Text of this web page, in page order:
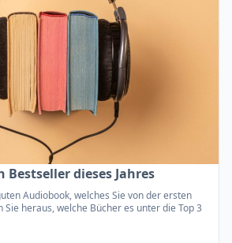
Bestseller dieses Jahres
Audiobook, welches Sie von der ersten
Sie heraus, welche Bücher es unter die Top 3